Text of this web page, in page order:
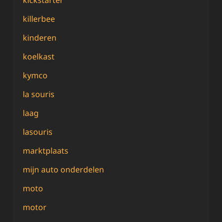
killerbee
kinderen
koelkast
kymco
la souris
laag
lasouris
marktplaats
mijn auto onderdelen
moto
motor